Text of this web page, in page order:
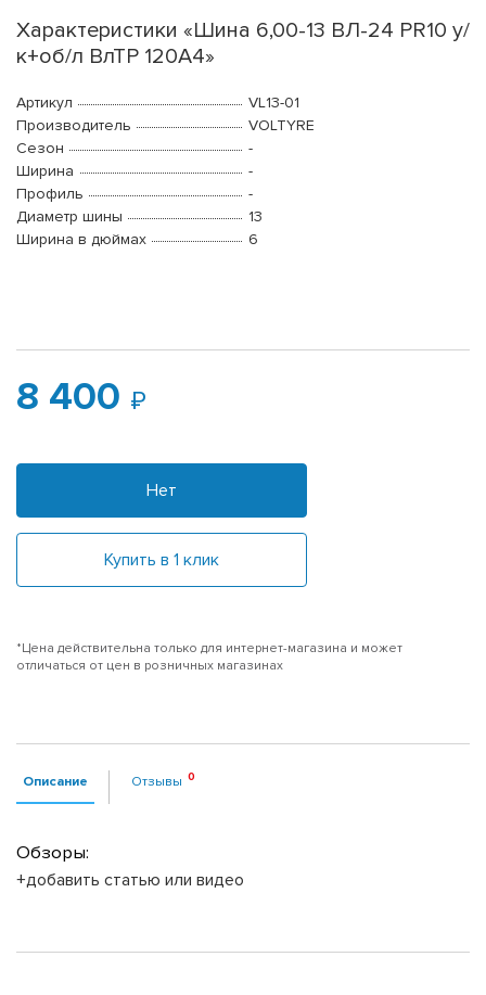
Характеристики «Шина 6,00-13 ВЛ-24 PR10 у/
к+об/л ВлТР 120A4»
Артикул
VL13-01
Производитель
VOLTYRE
Сезон
-
Ширина
-
Профиль
-
Диаметр шины
13
Ширина в дюймах
6
8 400
Нет
Купить в 1 клик
*Цена действительна только для интернет-магазина и может
отличаться от цен в розничных магазинах
Описание Отзывы
Обзоры:
+добавить статью или видео